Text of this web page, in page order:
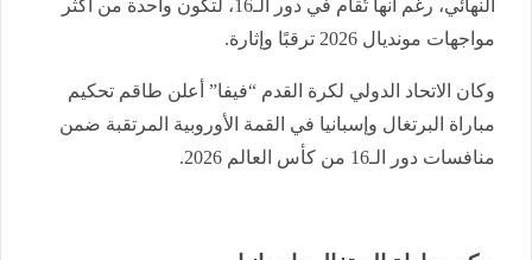
النهائي، رغم أنها تُقام في دور الـ16، لتكون واحدة من أكثر
مواجهات مونديال 2026 ترقبًا وإثارة.
وكان الاتحاد الدولي لكرة القدم “فيفا” أعلن طاقم تحكيم
مباراة البرتغال وإسبانيا في القمة الأوروبية المرتقبة ضمن
منافسات دور الـ16 من كأس العالم 2026.